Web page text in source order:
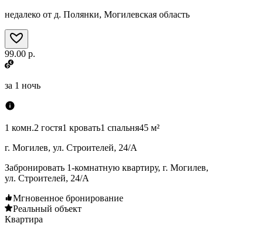
недалеко от д. Полянки, Могилевская область
99.00 р.
за 1 ночь
1 комн.2 гостя1 кровать1 спальня45 м²
г. Могилев, ул. Строителей, 24/А
Забронировать 1-комнатную квартиру, г. Могилев,
ул. Строителей, 24/А
Мгновенное бронирование
Реальный объект
Квартира